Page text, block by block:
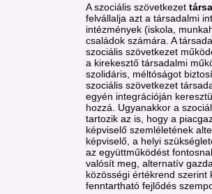
A szociális szövetkezet
felvállalja azt a társadalmi
intézmények (iskola,
családok számára. A
szociális szövetkezet
a kirekesztő társadalmi
szolidáris, méltóságot
szociális szövetkezet
egyén integrációján
hozzá. Ugyanakkor a
tartozik az is, hogy a
képviselő szemléletének
képviselő, a helyi
az együttműködést
valósít meg, alternatív
közösségi értékrend
fenntartható fejlődés